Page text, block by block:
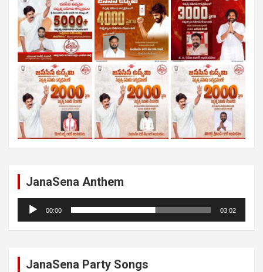
JanaSena Anthem
Audio
Player
00:00 03:02
JanaSena Party Songs